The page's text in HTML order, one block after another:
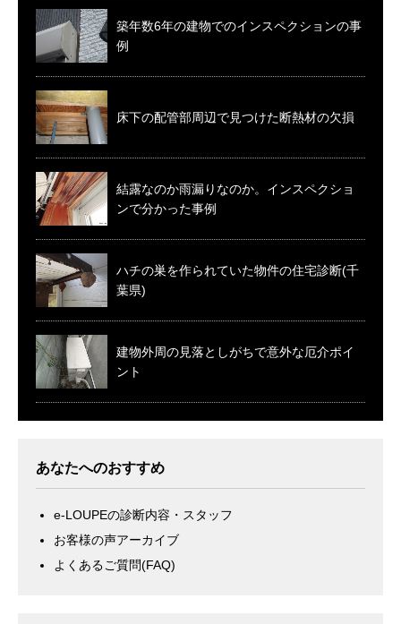
築年数6年の建物でのインスペクションの事
例
床下の配管部周辺で見つけた断熱材の欠損
結露なのか雨漏りなのか。インスペクショ
ンで分かった事例
ハチの巣を作られていた物件の住宅診断(千
葉県)
建物外周の見落としがちで意外な厄介ポイ
ント
あなたへのおすすめ
e-LOUPEの診断内容・スタッフ
お客様の声アーカイブ
よくあるご質問(FAQ)